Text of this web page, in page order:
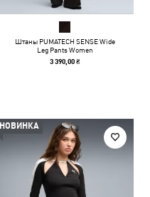
Штаны PUMATECH SENSE Wide
Leg Pants Women
3 390,00 ₴
НОВИНКА